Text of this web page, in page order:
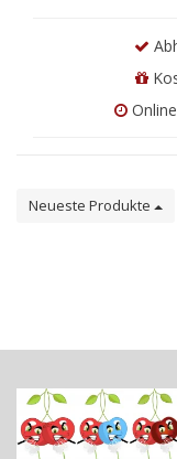
Neueste Produkte